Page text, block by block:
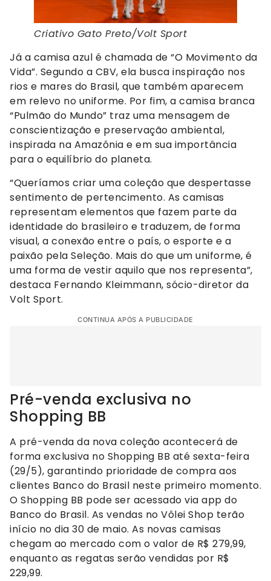
Criativo Gato Preto/Volt Sport
Já a camisa azul é chamada de “O Movimento da
Vida”. Segundo a CBV, ela busca inspiração nos
rios e mares do Brasil, que também aparecem
em relevo no uniforme. Por fim, a camisa branca
“Pulmão do Mundo” traz uma mensagem de
conscientização e preservação ambiental,
inspirada na Amazônia e em sua importância
para o equilíbrio do planeta.
“Queríamos criar uma coleção que despertasse
sentimento de pertencimento. As camisas
representam elementos que fazem parte da
identidade do brasileiro e traduzem, de forma
visual, a conexão entre o país, o esporte e a
paixão pela Seleção. Mais do que um uniforme, é
uma forma de vestir aquilo que nos representa”,
destaca Fernando Kleimmann, sócio-diretor da
Volt Sport.
CONTINUA APÓS A PUBLICIDADE
Pré-venda exclusiva no
Shopping BB
A pré-venda da nova coleção acontecerá de
forma exclusiva no Shopping BB até sexta-feira
(29/5), garantindo prioridade de compra aos
clientes Banco do Brasil neste primeiro momento.
O Shopping BB pode ser acessado via app do
Banco do Brasil. As vendas no Vôlei Shop terão
início no dia 30 de maio. As novas camisas
chegam ao mercado com o valor de R$ 279,99,
enquanto as regatas serão vendidas por R$
229,99.